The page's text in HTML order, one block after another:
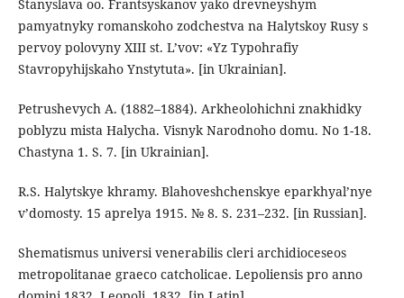
Stanyslava oo. Frantsyskanov yako drevneyshym
pamyatnyky romanskoho zodchestva na Halytskoy Rusy s
pervoy polovyny XIII st. L’vov: «Yz Typohrafiy
Stavropyhijskaho Ynstytuta». [in Ukrainian].
Petrushevych A. (1882–1884). Arkheolohichni znakhidky
poblyzu mista Halycha. Visnyk Narodnoho domu. No 1-18.
Chastyna 1. S. 7. [in Ukrainian].
R.S. Halytskye khramy. Blahoveshchenskye eparkhyal’nye
v’domosty. 15 aprelya 1915. № 8. S. 231–232. [in Russian].
Shematismus universi venerabilis cleri archidioceseos
metropolitanae graeco catcholicae. Lepoliensis pro anno